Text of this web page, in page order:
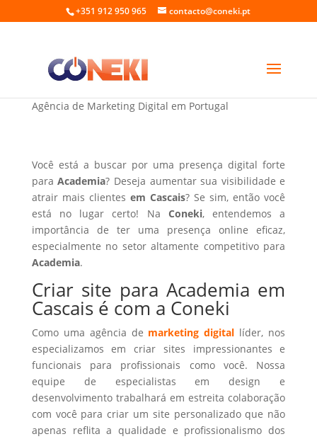
+351 912 950 965 contacto@coneki.pt
Criar site para Academia em Cascais
Agência de Marketing Digital em Portugal
Você está a buscar por uma presença digital forte
paraAcademia? Deseja aumentar sua visibilidade e
atrair mais clientes em Cascais? Se sim, então você
está no lugar certo! Na Coneki, entendemos a
importância de ter uma presença online eficaz,
especialmente no setor altamente competitivo para
Academia.
Criar site para Academia em
Cascais é com a Coneki
Como uma agência de marketing digital líder, nos
especializamos em criar sites impressionantes e
funcionais para profissionais como você. Nossa
equipe de especialistas em design e
desenvolvimento trabalhará em estreita colaboração
com você para criar um site personalizado que não
apenas reflita a qualidade e profissionalismo dos